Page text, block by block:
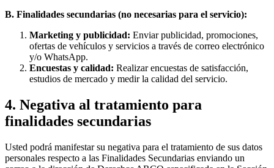
B. Finalidades secundarias (no necesarias para el servicio):
Marketing y publicidad: Enviar publicidad, promociones,
ofertas de vehículos y servicios a través de correo electrónico
y/o WhatsApp.
Encuestas y calidad: Realizar encuestas de satisfacción,
estudios de mercado y medir la calidad del servicio.
4. Negativa al tratamiento para
finalidades secundarias
Usted podrá manifestar su negativa para el tratamiento de sus datos
personales respecto a las Finalidades Secundarias enviando un